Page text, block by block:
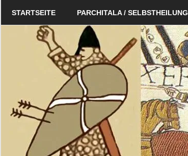
Schildverlag
STARTSEITE PARCHITALA / SELBSTHEILUNG